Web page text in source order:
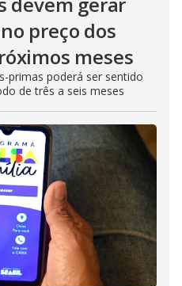
preço dos
meses
primas poderá ser sentido
de três a seis meses